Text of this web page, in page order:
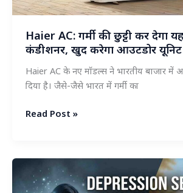
दाम
बढ़ाए,
देखें
लिस्ट
Haier AC: गर्मी की छुट्टी कर देगा
कंडीशनर, खुद करेगा आउटडोर
Haier AC के नए मॉडल्स ने भारतीय बाजार में
दिया है। जैसे-जैसे भारत में गर्मी का
Haier
की
कर
Read Post »